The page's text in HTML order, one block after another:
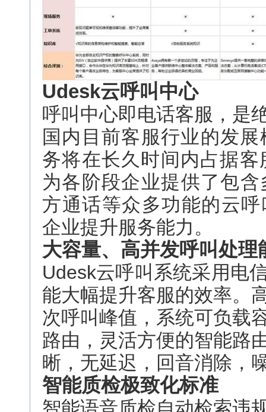
Udesk云呼叫中心
呼叫中心即电话客服，是
国内目前客服行业的发
务将在长久时间内占据
为各阶段企业提供了包
方通话等众多功能的云
企业提升服务能力。
大容量、高并发呼叫处理
Udesk云呼叫系统采用电
能大幅提升客服的效率。
次呼叫峰值，系统可负载
路由，灵活方便的智能路
晰，无延迟，回音消除，
智能质检极致化标准
智能语音质检自动检索违